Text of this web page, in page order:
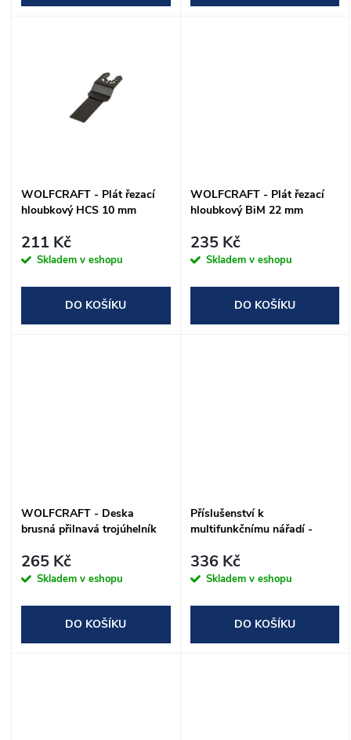
d
ů
WOLFCRAFT - Plát řezací
hloubkový HCS 10 mm
211 Kč
Skladem v eshopu
DO KOŠÍKU
WOLFCRAFT - Plát řezací
hloubkový BiM 22 mm
235 Kč
Skladem v eshopu
DO KOŠÍKU
WOLFCRAFT - Deska
brusná přilnavá trojúhelník
265 Kč
Skladem v eshopu
DO KOŠÍKU
Příslušenství k
multifunkčnímu nářadí -
336 Kč
Skladem v eshopu
DO KOŠÍKU